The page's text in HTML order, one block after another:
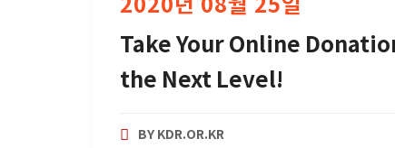
Take Your Online
the Next Level!
BY KDR.OR.KR